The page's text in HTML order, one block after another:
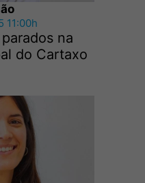
11:00h
na
do Cartaxo